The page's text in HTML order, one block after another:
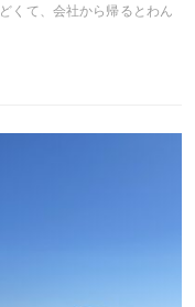
くて、会社から帰るとわん